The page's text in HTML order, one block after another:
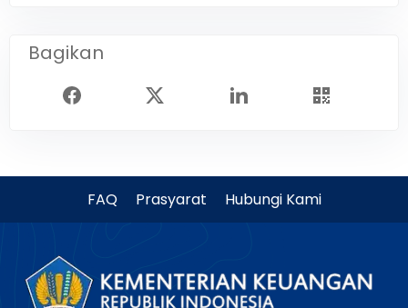
Bagikan
FAQ Prasyarat Hubungi Kami